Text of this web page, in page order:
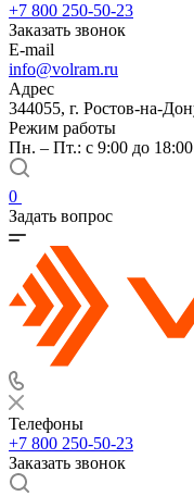
+7 800 250-50-23
Заказать звонок
E-mail
info@volram.ru
Адрес
344055, г. Ростов-на-
Режим работы
Пн. – Пт.: с 9:00 до 18:00
0
Задать вопрос
Телефоны
+7 800 250-50-23
Заказать звонок